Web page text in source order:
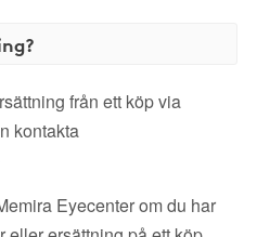
från ett köp via
kontakta
Eyecenter om du har